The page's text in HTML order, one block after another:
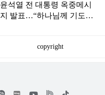
윤석열 전 대통령 옥중메시
지 발표…“하나님께 기도드
copyright